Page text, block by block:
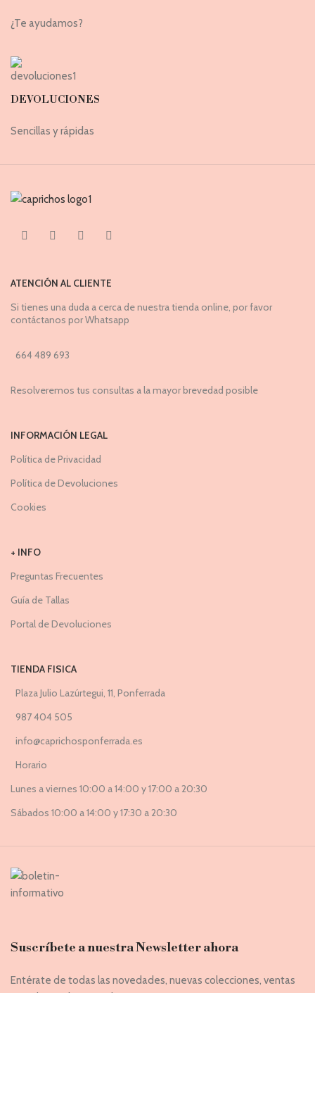
¿Te ayudamos?
DEVOLUCIONES
Sencillas y rápidas
ATENCIÓN AL CLIENTE
Si tienes una duda a cerca de nuestra tienda online, por favor
contáctanos por Whatsapp
664 489 693
Resolveremos tus consultas a la mayor brevedad posible
INFORMACIÓN LEGAL
Política de Privacidad
Política de Devoluciones
Cookies
+ INFO
Preguntas Frecuentes
Guía de Tallas
Portal de Devoluciones
TIENDA FISICA
Plaza Julio Lazúrtegui, 11, Ponferrada
987 404 505
info@caprichosponferrada.es
Horario
Lunes a viernes 10:00 a 14:00 y 17:00 a 20:30
Sábados 10:00 a 14:00 y 17:30 a 20:30
Suscríbete a nuestra Newsletter ahora
Entérate de todas las novedades, nuevas colecciones, ventas
privadas y rebajas exclusivas